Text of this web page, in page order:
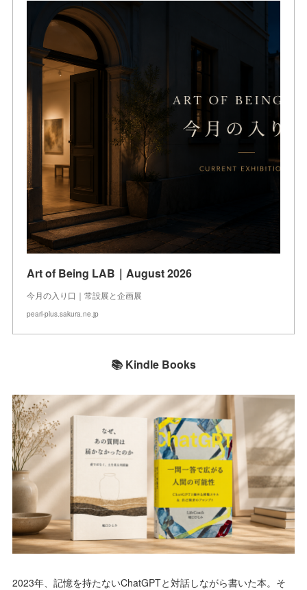
Art of Being LAB｜August 2026
今月の入り口｜常設展と企画展
pearl-plus.sakura.ne.jp
📚 Kindle Books
2023年、記憶を持たないChatGPTと対話しながら書いた本。そ